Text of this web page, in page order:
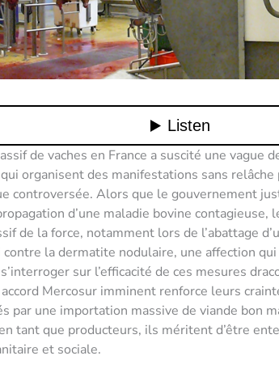
de vaches en France a suscité une vague
organisent des manifestations sans
controversée. Alors que le gouvernement
d’une maladie bovine contagieuse,
de la force, notamment lors de l’abattage
la dermatite nodulaire, une affection
sur l’efficacité de ces mesures
accord Mercosur imminent renforce leurs
par une importation massive de viande bon
tant que producteurs, ils méritent d’être
et sociale.